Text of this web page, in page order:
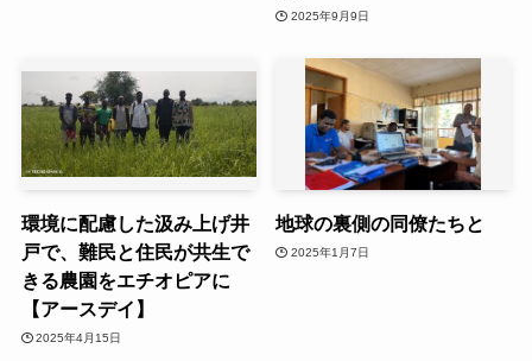
2025年9月9日
環境に配慮した汲み上げ井
戸で、難民と住民が共生で
きる農園をエチオピアに
【アースデイ】
2025年4月15日
地球の裏側の同僚たちと
2025年1月7日